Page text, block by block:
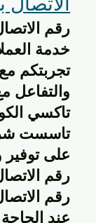
رقم الاتصال:
خدمة العملاء
تجربتكم
والتفاعل
تاكسي
تاسست
على توفير
رقم
رقم الاتصال:
عند